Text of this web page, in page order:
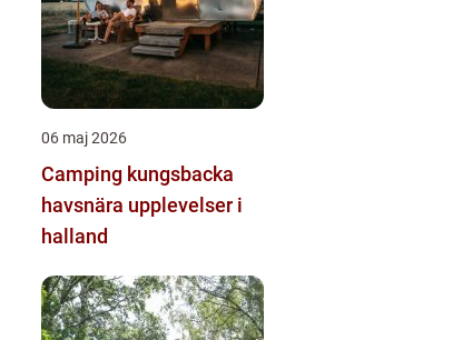
06 maj 2026
Camping kungsbacka
havsnära upplevelser i
halland